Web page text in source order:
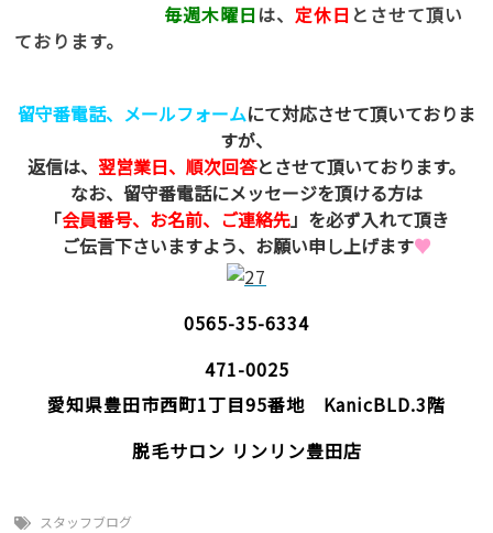
毎週木曜日は、定休日 とさせて頂い
ております。
留守番電話、メールフォームにて対応させて頂いておりま
すが、
返信は、 翌営業日、順次回答とさせて頂いております。
なお、留守番電話にメッセージを頂ける方は
「会員番号、お名前、ご連絡先」を必ず入れて頂き
ご伝言下さいますよう、お願い申し上げます♥
0565-35-6334
471-0025
愛知県豊田市西町1丁目95番地 KanicBLD.3階
脱毛サロン リンリン豊田店
スタッフブログ